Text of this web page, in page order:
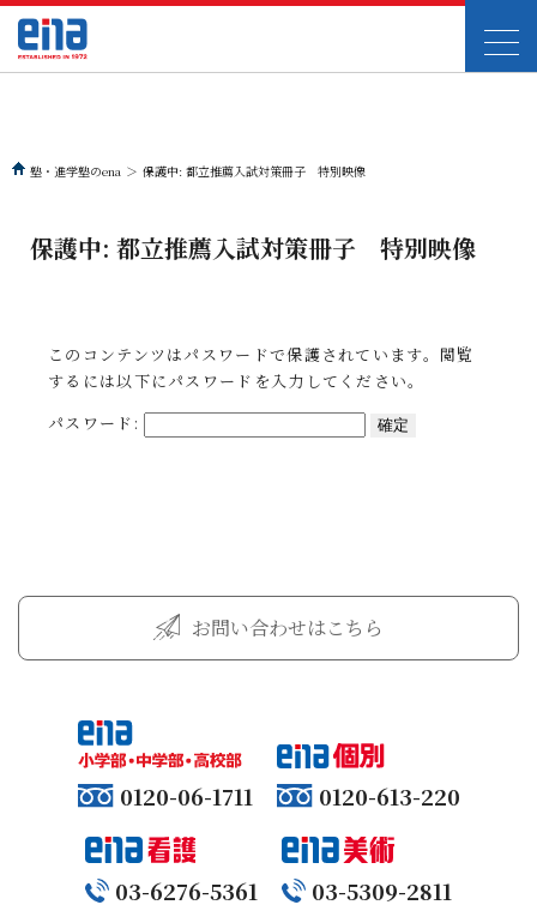
塾・進学塾のena ＞ 保護中: 都立推薦入試対策冊子 特別映像
保護中: 都立推薦入試対策冊子 特別映像
このコンテンツはパスワードで保護されています。閲覧
するには以下にパスワードを入力してください。
パスワード:
お問い合わせはこちら
0120-06-1711 0120-613-220
03-6276-5361 03-5309-2811